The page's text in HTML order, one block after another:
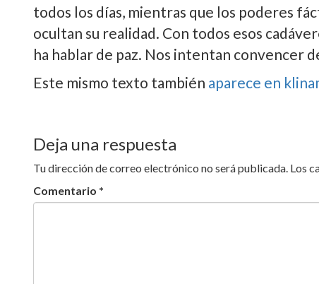
todos los dí­as, mientras que los poderes
ocultan su realidad. Con todos esos
ha hablar de paz. Nos intentan convencer
Este mismo texto también aparece en
Deja una respuesta
Tu dirección de correo electrónico no será publicada. Los
Comentario *